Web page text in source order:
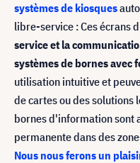
systèmes de kiosques
libre-service : Ces écrans
service et la
systèmes de bornes avec
utilisation intuitive et
de cartes ou des solutions
bornes d'information sont
permanente dans des
Nous nous ferons un